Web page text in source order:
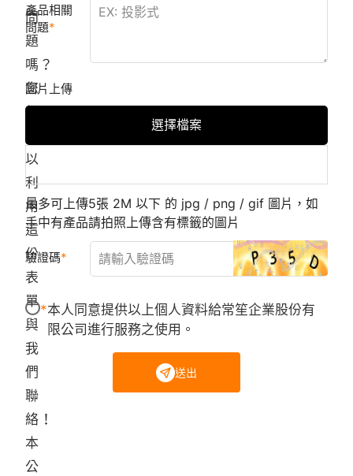
問
題
嗎？
您
都
以
利
用
這
份
表
單
與
我
們
聯
絡！
本
公
產品相關
問題
圖片上傳
選擇檔案
最多可上傳5張 2M 以下 的 jpg / png / gif 圖片，如
手中有產品請拍照上傳含有標籤的圖片
驗證碼
本人同意提供以上個人資料給常笙企業股份有
限公司進行服務之使用。
送出